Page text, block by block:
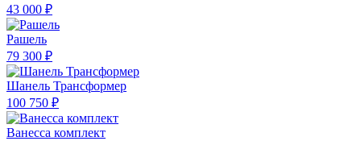
43 000 ₽
Рашель
79 300 ₽
Шанель Трансформер
100 750 ₽
Ванесса комплект